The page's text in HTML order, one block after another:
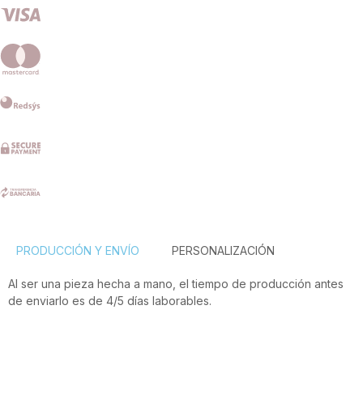
PRODUCCIÓN Y ENVÍO PERSONALIZACIÓN
Al ser una pieza hecha a mano, el tiempo de producción antes
de enviarlo es de 4/5 días laborables.